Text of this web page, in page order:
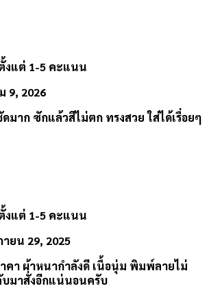
งแต่ 1-5 คะแนน
9, 2026
าก ซักแล้วสีไม่ตก ทรงสวย ใส่ได้เรื่อยๆ
งแต่ 1-5 คะแนน
ยน 29, 2025
คา ผ้าหนากำลังดี เนื้อนุ่ม พิมพ์ลายไม่
บมาสั่งอีกแน่นอนครับ